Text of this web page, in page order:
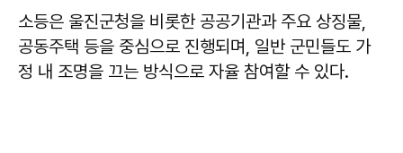
소등은 울진군청을 비롯한 공공기관과 주요 상징물,
공동주택 등을 중심으로 진행되며, 일반 군민들도 가
정 내 조명을 끄는 방식으로 자율 참여할 수 있다.